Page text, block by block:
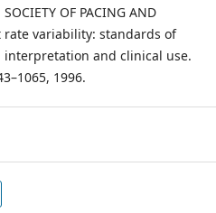
OF PACING AND
rate variability: standards of
and clinical use.
1996.